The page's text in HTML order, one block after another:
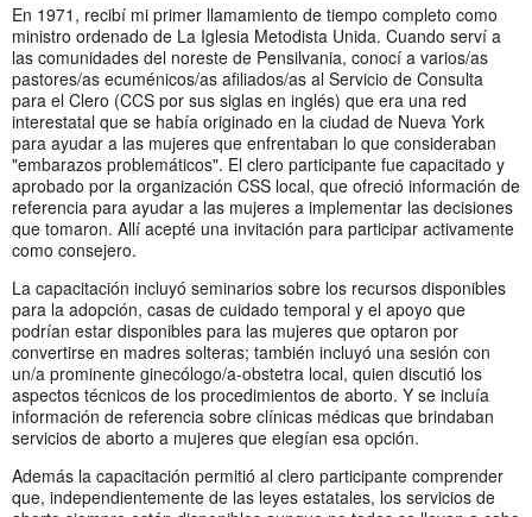
En 1971, recibí mi primer llamamiento de tiempo completo como
ministro ordenado de La Iglesia Metodista Unida. Cuando serví a
las comunidades del noreste de Pensilvania, conocí a varios/as
pastores/as ecuménicos/as afiliados/as al Servicio de Consulta
para el Clero (CCS por sus siglas en inglés) que era una red
interestatal que se había originado en la ciudad de Nueva York
para ayudar a las mujeres que enfrentaban lo que consideraban
"embarazos problemáticos". El clero participante fue capacitado y
aprobado por la organización CSS local, que ofreció información de
referencia para ayudar a las mujeres a implementar las decisiones
que tomaron. Allí acepté una invitación para participar activamente
como consejero.
La capacitación incluyó seminarios sobre los recursos disponibles
para la adopción, casas de cuidado temporal y el apoyo que
podrían estar disponibles para las mujeres que optaron por
convertirse en madres solteras; también incluyó una sesión con
un/a prominente ginecólogo/a-obstetra local, quien discutió los
aspectos técnicos de los procedimientos de aborto. Y se incluía
información de referencia sobre clínicas médicas que brindaban
servicios de aborto a mujeres que elegían esa opción.
Además la capacitación permitió al clero participante comprender
que, independientemente de las leyes estatales, los servicios de